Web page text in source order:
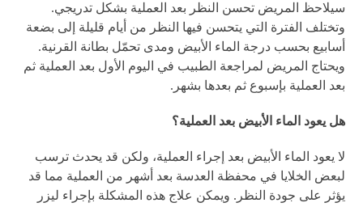
سيلاحظ المريض تحسن النظر بعد العملية بشكل تدريجي.
وتختلف الفترة التي يتحسن فيها النظر من أيام قليلة إلى بضعة
أسابيع بحسب درجة الماء الأبيض ومدى تحمّل بطانة القرنية.
ويحتاج المريض لمراجعة الطبيب في اليوم الأول بعد العملية ثم
بعد العملية بإسبوع ثم بعدها بشهر.
هل يعود الماء الأبيض بعد العملية؟
لا يعود الماء الأبيض بعد إجراء العملية، ولكن قد يحدث ترسب
لبعض الخلايا في محفظة العدسة بعد أشهر من العملية مما قد
يؤثر على جودة النظر. ويمكن علاج هذه المشكلة بإجراء ليزر